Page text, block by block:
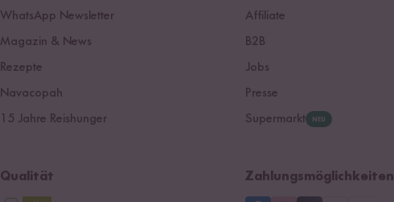
WhatsApp Newsletter
Magazin & News
Rezepte
Navacopah
15 Jahre Reishunger
Affiliate
B2B
Jobs
Presse
Supermarkt
NEU
Qualität Zahlungsmöglichkeiten